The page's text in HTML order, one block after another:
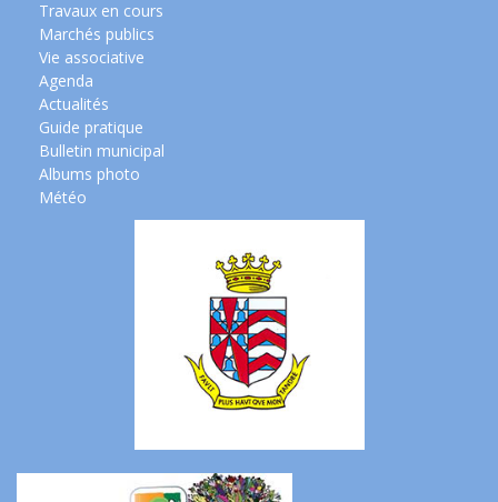
Travaux en cours
Marchés publics
Vie associative
Agenda
Actualités
Guide pratique
Bulletin municipal
Albums photo
Météo